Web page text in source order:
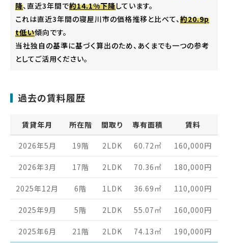
降、直近3年間で約14.1%下降しています。
これは直近3年間の寝屋川市の価格推移と比べて、約20.9p
t低い傾向です。
当社独自の基準に基づく算出のため、あくまでも一つの参考
としてご活用ください。
過去の賃料履歴
賃貸年月 所在階 間取り 専有面積 賃料
2026年5月 19階 2LDK 60.72 ㎡ 160,000円
2026年3月 17階 2LDK 70.36 ㎡ 180,000円
2025年12月 6階 1LDK 36.69 ㎡ 110,000円
2025年9月 5階 2LDK 55.07 ㎡ 160,000円
2025年6月 21階 2LDK 74.13 ㎡ 190,000円